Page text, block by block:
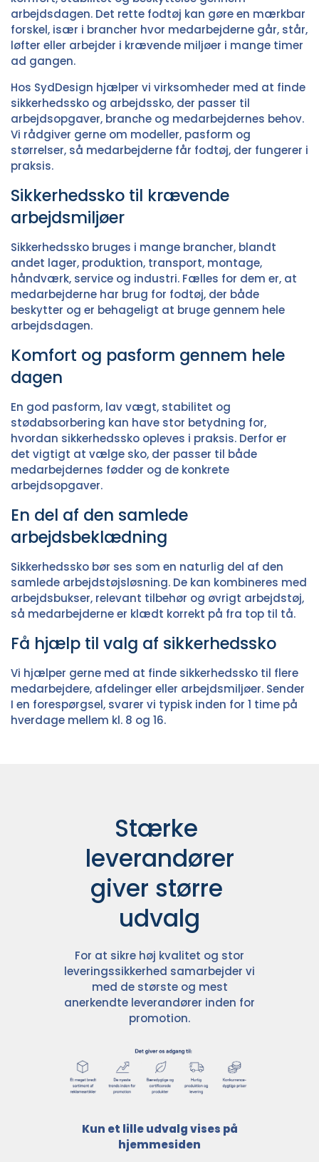
arbejdsdagen. Det rette fodtøj kan gøre en mærkbar
forskel, især i brancher hvor medarbejderne går, står,
løfter eller arbejder i krævende miljøer i mange timer
ad gangen.
Hos SydDesign hjælper vi virksomheder med at finde
sikkerhedssko og arbejdssko, der passer til
arbejdsopgaver, branche og medarbejdernes behov.
Vi rådgiver gerne om modeller, pasform og
størrelser, så medarbejderne får fodtøj, der fungerer i
praksis.
Sikkerhedssko til krævende
arbejdsmiljøer
Sikkerhedssko bruges i mange brancher, blandt
andet lager, produktion, transport, montage,
håndværk, service og industri. Fælles for dem er, at
medarbejderne har brug for fodtøj, der både
beskytter og er behageligt at bruge gennem hele
arbejdsdagen.
Komfort og pasform gennem hele
dagen
En god pasform, lav vægt, stabilitet og
stødabsorbering kan have stor betydning for,
hvordan sikkerhedssko opleves i praksis. Derfor er
det vigtigt at vælge sko, der passer til både
medarbejdernes fødder og de konkrete
arbejdsopgaver.
En del af den samlede
arbejdsbeklædning
Sikkerhedssko bør ses som en naturlig del af den
samlede arbejdstøjsløsning. De kan kombineres med
arbejdsbukser, relevant tilbehør og øvrigt arbejdstøj,
så medarbejderne er klædt korrekt på fra top til tå.
Få hjælp til valg af sikkerhedssko
Vi hjælper gerne med at finde sikkerhedssko til flere
medarbejdere, afdelinger eller arbejdsmiljøer. Sender
I en forespørgsel, svarer vi typisk inden for 1 time på
hverdage mellem kl. 8 og 16.
Stærke
leverandører
giver større
udvalg
For at sikre høj kvalitet og stor
leveringssikkerhed samarbejder vi
med de største og mest
anerkendte leverandører inden for
promotion.
Kun et lille udvalg vises på
hjemmesiden